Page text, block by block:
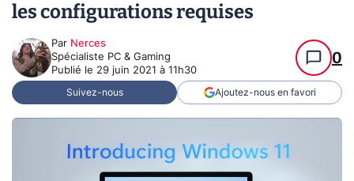
les configurations requises
Par Nerces
Spécialiste PC & Gaming
Publié le 29 juin 2021 à 11h30
0
Suivez-nous Ajoutez-nous en favori